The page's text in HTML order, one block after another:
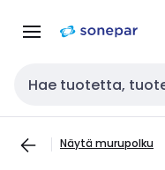
navigointiinsisältöön
Haku
Näytä murupolku